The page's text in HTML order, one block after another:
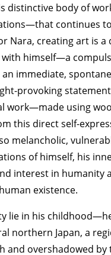
distinctive body of
continues
Nara, creating art is
himself—a
immediate,
provoking
using
this direct self-
melancholic,
of himself, his
interest in humanity
existence.
lie in his
northern Japan, a
and overshadowed